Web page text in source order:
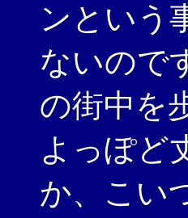
ンという
ないので
の街中を
よっぽど
か、こい